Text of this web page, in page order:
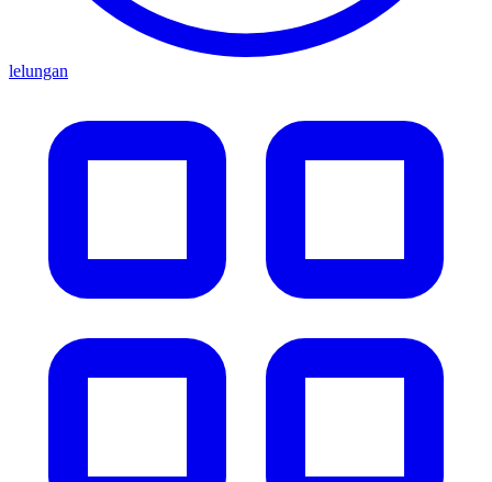
lelungan